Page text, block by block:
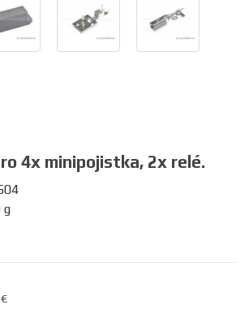
4x minipojistka, 2x relé.
g